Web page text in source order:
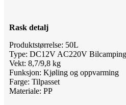
Rask detalj
Produktstørrelse: 50L
Type: DC12V AC220V
Vekt: 8,7/9,8 kg
Funksjon: Kjøling og oppvarming
Farge: Tilpasset
Materiale: PP